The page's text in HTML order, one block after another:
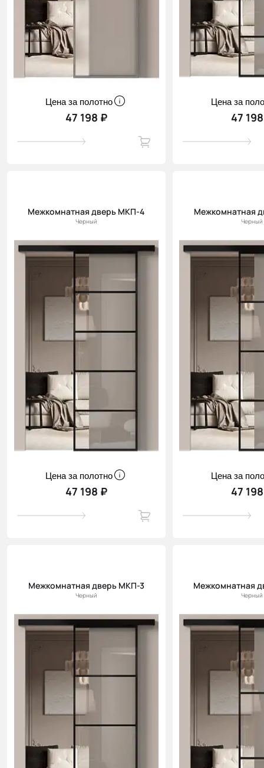
Цена за полотно
47 198 ₽
Цена за
47
Межкомнатная дверь МКП-4
Черный
Цена за полотно
47 198 ₽
Межкомнатная
Черный
Цена за
47
Межкомнатная дверь МКП-3
Черный
Межкомнатная
Черный